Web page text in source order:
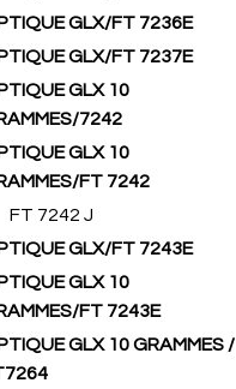
GLX/FT 7236E
GLX/FT 7237E
GLX 10
7242
GLX 10
FT 7242
FT 7242 J
GLX/FT 7243E
GLX 10
FT 7243E
GLX 10 GRAMMES /